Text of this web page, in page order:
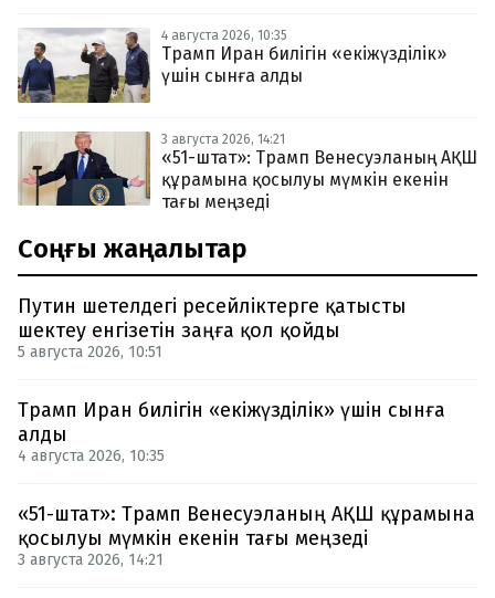
4 августа 2026, 10:35
Трамп Иран билігін «екіжүзділік»
үшін сынға алды
3 августа 2026, 14:21
«51-штат»: Трамп Венесуэланың АҚШ
құрамына қосылуы мүмкін екенін
тағы меңзеді
Соңғы жаңалықтар
Путин шетелдегі ресейліктерге қатысты
шектеу енгізетін заңға қол қойды
5 августа 2026, 10:51
Трамп Иран билігін «екіжүзділік» үшін сынға
алды
4 августа 2026, 10:35
«51-штат»: Трамп Венесуэланың АҚШ құрамына
қосылуы мүмкін екенін тағы меңзеді
3 августа 2026, 14:21